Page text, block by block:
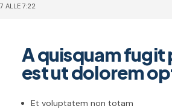
ALLE 7:22
A quisquam fugit
est ut dolorem
Et voluptatem non totam